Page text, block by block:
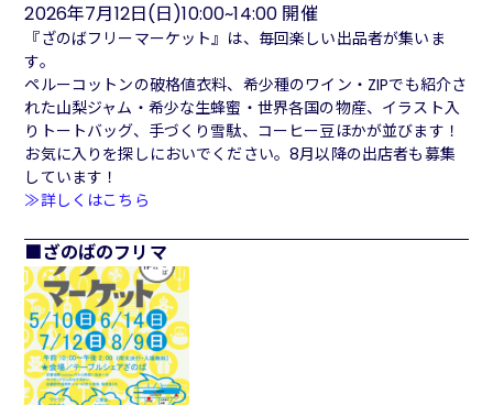
2026年7月12日(日)10:00~14:00 開催
『ざのばフリーマーケット』は、毎回楽しい出品者が集いま
す。
ペルーコットンの破格値衣料、希少種のワイン・ZIPでも紹介さ
れた山梨ジャム・希少な生蜂蜜・世界各国の物産、イラスト入
りトートバッグ、手づくり雪駄、コーヒー豆ほかが並びます！
お気に入りを探しにおいでください。8月以降の出店者も募集
しています！
≫詳しくはこちら
ざのばのフリマ